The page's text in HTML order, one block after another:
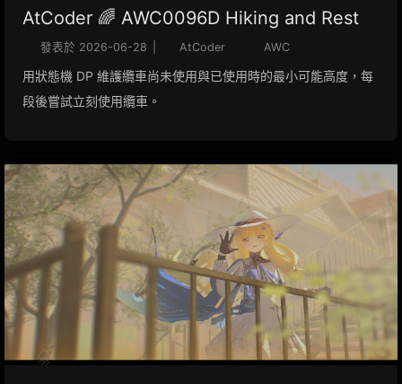
AtCoder 🌈 AWC0096D Hiking and Rest
發表於 2026-06-28 AtCoder AWC
用狀態機 DP 維護纜車尚未使用與已使用時的最小可能高度，每
段後嘗試立刻使用纜車。